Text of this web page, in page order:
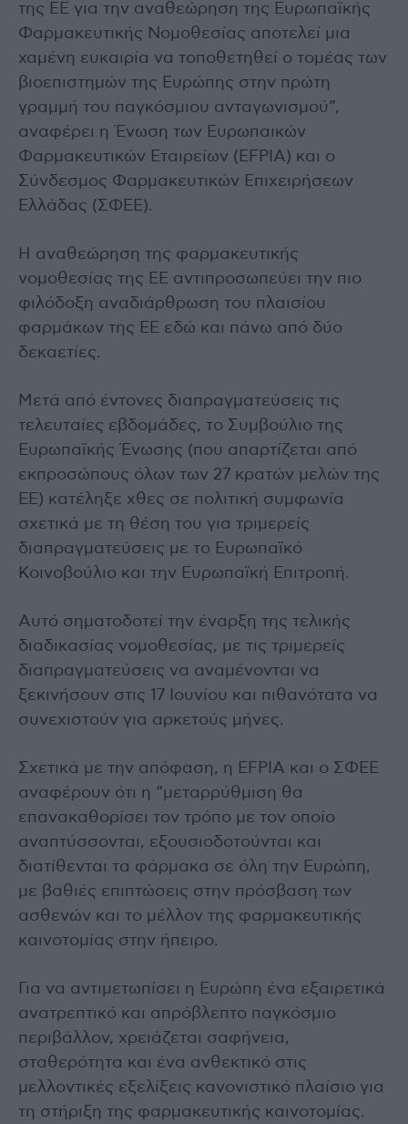
της ΕΕ για την αναθεώρηση της Ευρωπαϊκής
Φαρμακευτικής Νομοθεσίας αποτελεί μια
χαμένη ευκαιρία να τοποθετηθεί ο τομέας των
βιοεπιστημών της Ευρώπης στην πρώτη
γραμμή του παγκόσμιου ανταγωνισμού”,
αναφέρει η Ένωση των Ευρωπαικών
Φαρμακευτικών Εταιρείων (EFPIA) και ο
Σύνδεσμος Φαρμακευτικών Επιχειρήσεων
Ελλάδας (ΣΦΕΕ).
Η αναθεώρηση της φαρμακευτικής
νομοθεσίας της ΕΕ αντιπροσωπεύει την πιο
φιλόδοξη αναδιάρθρωση του πλαισίου
φαρμάκων της ΕΕ εδώ και πάνω από δύο
δεκαετίες.
Μετά από έντονες διαπραγματεύσεις τις
τελευταίες εβδομάδες, το Συμβούλιο της
Ευρωπαϊκής Ένωσης (που απαρτίζεται από
εκπροσώπους όλων των 27 κρατών μελών της
ΕΕ) κατέληξε χθες σε πολιτική συμφωνία
σχετικά με τη θέση του για τριμερείς
διαπραγματεύσεις με το Ευρωπαϊκό
Κοινοβούλιο και την Ευρωπαϊκή Επιτροπή.
Αυτό σηματοδοτεί την έναρξη της τελικής
διαδικασίας νομοθεσίας, με τις τριμερείς
διαπραγματεύσεις να αναμένονται να
ξεκινήσουν στις 17 Ιουνίου και πιθανότατα να
συνεχιστούν για αρκετούς μήνες.
Σχετικά με την απόφαση, η EFPIA και ο ΣΦΕΕ
αναφέρουν ότι η “μεταρρύθμιση θα
επανακαθορίσει τον τρόπο με τον οποίο
αναπτύσσονται, εξουσιοδοτούνται και
διατίθενται τα φάρμακα σε όλη την Ευρώπη,
με βαθιές επιπτώσεις στην πρόσβαση των
ασθενών και το μέλλον της φαρμακευτικής
καινοτομίας στην ήπειρο.
Για να αντιμετωπίσει η Ευρώπη ένα εξαιρετικά
ανατρεπτικό και απρόβλεπτο παγκόσμιο
περιβάλλον, χρειάζεται σαφήνεια,
σταθερότητα και ένα ανθεκτικό στις
μελλοντικές εξελίξεις κανονιστικό πλαίσιο για
τη στήριξη της φαρμακευτικής καινοτομίας.